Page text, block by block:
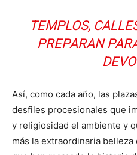
TEMPLOS,
PREPARAN
Así, como cada año, las
desfiles procesionales que
y religiosidad el ambiente y
más la extraordinaria